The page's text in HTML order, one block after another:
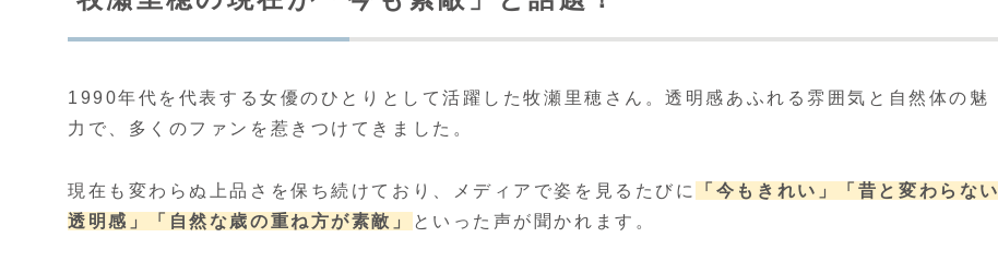
1990年代を代表する女優のひとりとして活躍した牧瀬里穂さん。透明感あふれる雰囲気と自然体の魅
力で、多くのファンを惹きつけてきました。
現在も変わらぬ上品さを保ち続けており、メディアで姿を見るたびに 「今もきれい」
「昔と変わらない
透明感」
「自然な歳の重ね方が素敵」 といった声が聞かれます。